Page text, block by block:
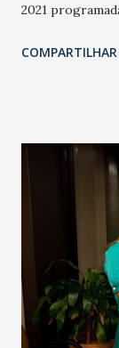
2021
COMPARTILHAR